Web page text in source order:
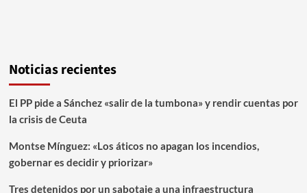
Noticias recientes
El PP pide a Sánchez «salir de la tumbona» y rendir cuentas por
la crisis de Ceuta
Montse Mínguez: «Los áticos no apagan los incendios,
gobernar es decidir y priorizar»
Tres detenidos por un sabotaje a una infraestructura